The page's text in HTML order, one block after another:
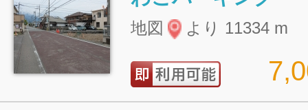
地図 より 11334 m